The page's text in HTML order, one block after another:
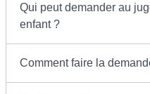
Qui peut demander au
enfant ?
Comment faire la